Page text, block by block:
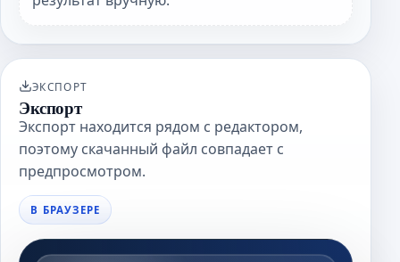
ЭКСПОРТ
Экспорт
Экспорт находится рядом с редактором,
поэтому скачанный файл совпадает с
предпросмотром.
В БРАУЗЕРЕ